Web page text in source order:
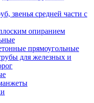
звенья средней части с
опиранием
прямоугольные
для железных и